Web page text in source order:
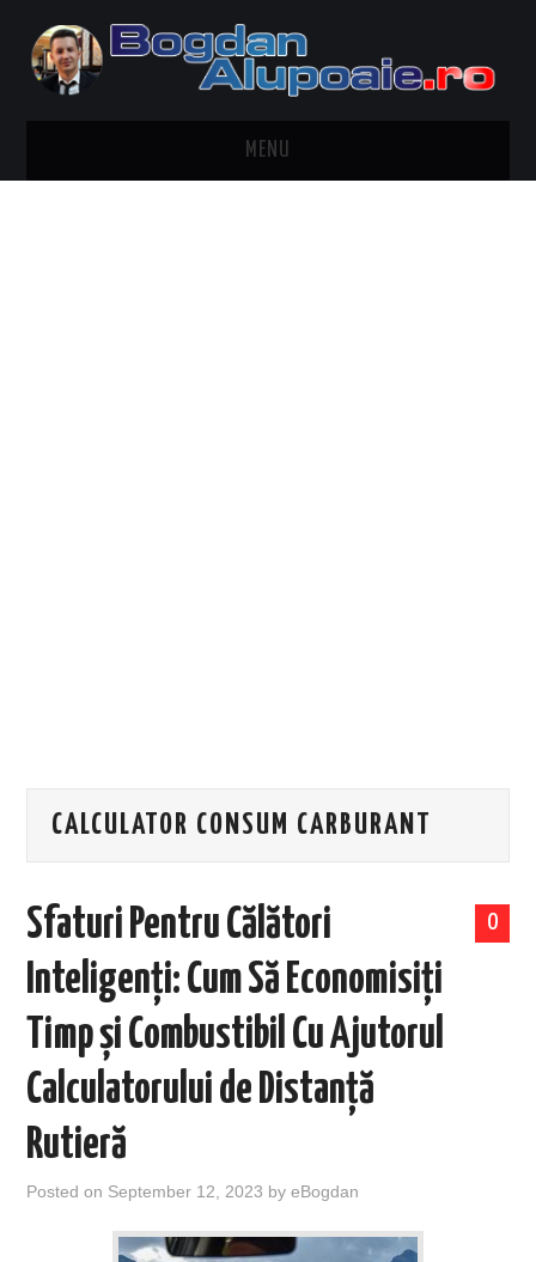
MENU
CALCULATOR CONSUM CARBURANT
0
Sfaturi Pentru Călători
Inteligenți: Cum Să Economisiți
Timp și Combustibil Cu Ajutorul
Calculatorului de Distanță
Rutieră
Posted on September 12, 2023 byeBogdan